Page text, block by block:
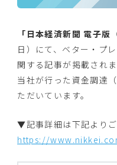
「日本経済新聞 電子版
日）にて、ベター・プ
関する記事が掲載されま
当社が行った資金調達
ただいています。
▼記事詳細は下記よりご
https://